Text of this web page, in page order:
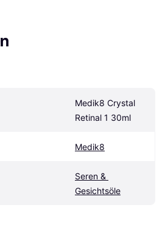
Medik8 Crystal
Retinal 1 30ml
Medik8
Seren &
Gesichtsöle